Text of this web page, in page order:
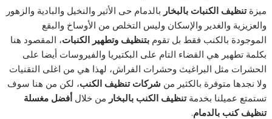
ميزةتنظيف الكنبات بالبخار بالدمام حى الأثير والنخيل والبادية والزهور
والعزيزية والغدير والإسكان وليس التخلص من الأوساخ والبقع
الموجودة بالكنب فقط بل تقومبتنظيف وتطهير الكنبات، المقصود هنا
بكلمة تطهير هي القضاء التام على البكتيريا والفيروسات أيضا على
الحشرات مثل البراغيث وحشرات الفراش، لهذا هي من اغلى التقنيات
ولا نجدها متوفرة بالكثير من شركات تنظيف الكنب، لكن من هنا سوف
تستمتع عميلنا بخدمةتنظيف الكنب بالبخار من خلالأفضل مغسلة
تنظيف كنب بالدمام.